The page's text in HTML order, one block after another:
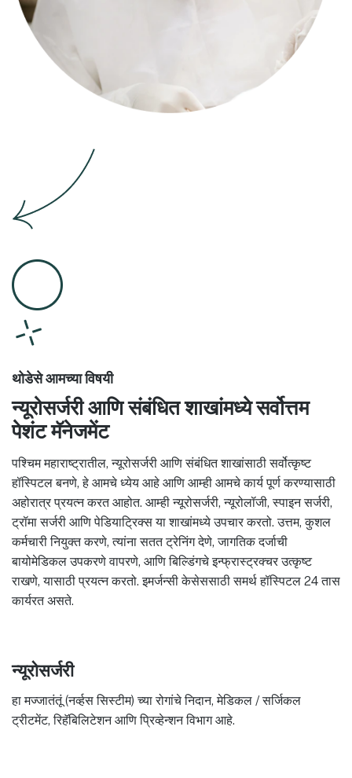
थोडेसे आमच्या विषयी
न्यूरोसर्जरी आणि संबंधित शाखांमध्ये सर्वोत्तम
पेशंट मॅनेजमेंट
पश्चिम महाराष्ट्रातील, न्यूरोसर्जरी आणि संबंधित शाखांसाठी सर्वोत्कृष्ट
हॉस्पिटल बनणे, हे आमचे ध्येय आहे आणि आम्ही आमचे कार्य पूर्ण करण्यासाठी
अहोरात्र प्रयत्न करत आहोत. आम्ही न्यूरोसर्जरी, न्यूरोलॉजी, स्पाइन सर्जरी,
ट्रॉमा सर्जरी आणि पेडियाट्रिक्स या शाखांमध्ये उपचार करतो. उत्तम, कुशल
कर्मचारी नियुक्त करणे, त्यांना सतत ट्रेनिंग देणे, जागतिक दर्जाची
बायोमेडिकल उपकरणे वापरणे, आणि बिल्डिंगचे इन्फ्रास्ट्रक्चर उत्कृष्ट
राखणे, यासाठी प्रयत्न करतो. इमर्जन्सी केसेससाठी समर्थ हॉस्पिटल 24 तास
कार्यरत असते.
न्यूरोसर्जरी
हा मज्जातंतूं (नर्व्हस सिस्टीम) च्या रोगांचे निदान, मेडिकल / सर्जिकल
ट्रीटमेंट, रिहॅबिलिटेशन आणि प्रिव्हेन्शन विभाग आहे.